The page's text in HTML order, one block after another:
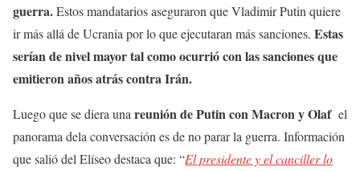
guerra.Estos mandatarios aseguraron que Vladimir Putin quiere
ir más allá de Ucrania por lo que ejecutaran más sanciones. Estas
serían de nivel mayor tal como ocurrió con las sanciones que
emitieron años atrás contra Irán.
Luego que se diera una reunión de Putin con Macron y Olafel
panorama dela conversación es de no parar la guerra. Información
que salió del Elíseo destaca que: “El presidente y el canciller lo